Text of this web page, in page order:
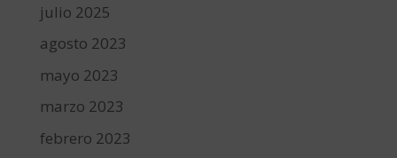
julio 2025
agosto 2023
mayo 2023
marzo 2023
febrero 2023